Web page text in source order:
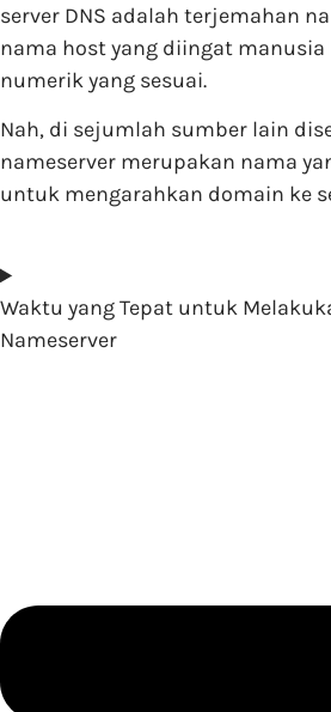
server DNS adalah terjemahan
nama host yang diingat manusia
numerik yang sesuai.
Nah, di sejumlah sumber lain
nameserver merupakan nama
untuk mengarahkan domain ke
Waktu yang Tepat untuk
Nameserver